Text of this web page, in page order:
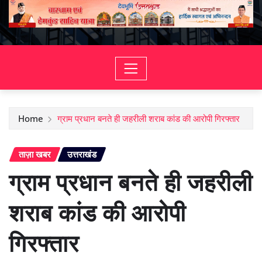
Home ग्राम प्रधान बनते ही जहरीली शराब कांड की आरोपी गिरफ्तार
ताज़ा खबर उत्तराखंड
ग्राम प्रधान बनते ही जहरीली
शराब कांड की आरोपी
गिरफ्तार